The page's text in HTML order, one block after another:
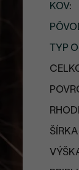
KOV:
TYP